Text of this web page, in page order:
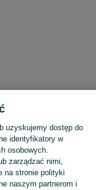
Skorzystaj z największego serwisu ogłoszeniowego - Nowa Schodnia i okolice! Kupuj to, czego pragniesz i sprzedawaj to, czego już nie potrzebujesz! Zobacz
uzyskujemy dostęp do
identyfikatory w
osobowych.
zarządzać nimi,
na stronie polityki
naszym partnerom i